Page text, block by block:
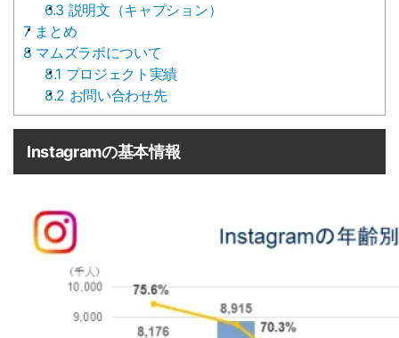
6.3 説明文（キャプション）
7まとめ
8 マムズラボについて
8.1 プロジェクト実績
8.2 お問い合わせ先
Instagramの基本情報